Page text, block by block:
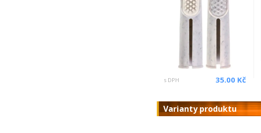
s DPH 35.00 Kč
Varianty produktu